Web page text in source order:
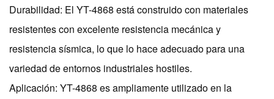
Durabilidad: El YT-4868 está construido con materiales
resistentes con excelente resistencia mecánica y
resistencia sísmica, lo que lo hace adecuado para una
variedad de entornos industriales hostiles.
Aplicación: YT-4868 es ampliamente utilizado en la